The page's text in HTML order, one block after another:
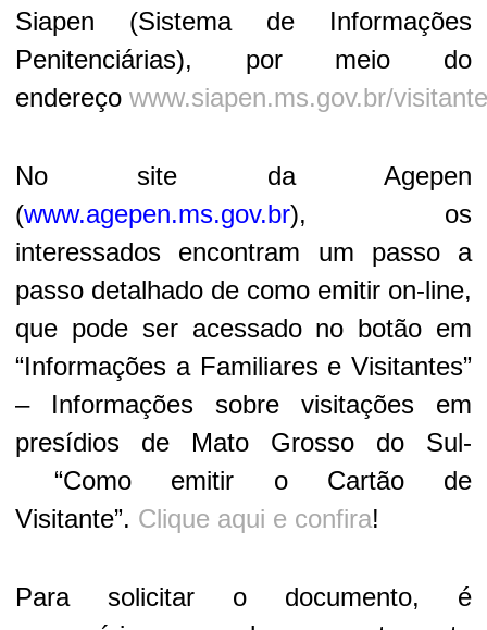
Siapen (Sistema de Informações
Penitenciárias), por meio do
endereço www.siapen.ms.gov.br/visitante
No site da Agepen
(www.agepen.ms.gov.br), os
interessados encontram um passo a
passo detalhado de como emitir on-line,
que pode ser acessado no botão em
“Informações a Familiares e Visitantes”
– Informações sobre visitações em
presídios de Mato Grosso do Sul-
“Como emitir o Cartão de
Visitante”. Clique aqui e confira!
Para solicitar o documento, é